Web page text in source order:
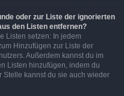
oder zur Liste der ignorierten
den Listen entfernen?
Listen setzen: In jedem
Hinzufügen zur Liste der
Außerdem kannst du im
Listen hinzufügen, indem du
Stelle kannst du sie auch wieder